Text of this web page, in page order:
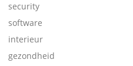
security
software
interieur
gezondheid